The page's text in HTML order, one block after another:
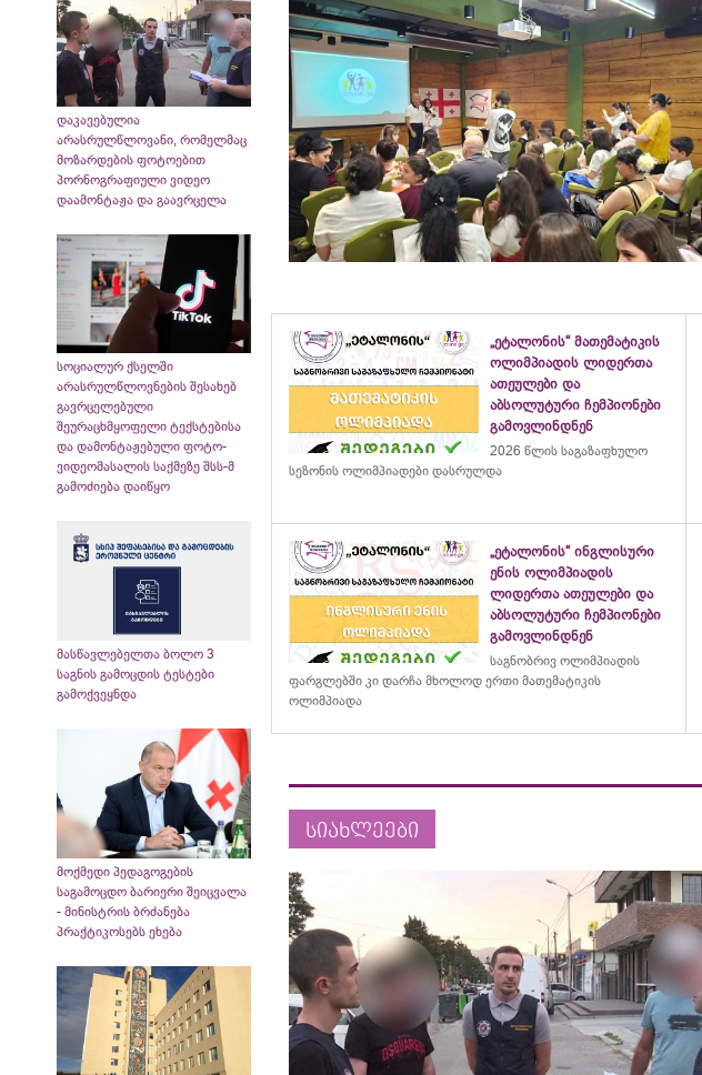
დაკავებულია
არასრულწლოვანი, რომელმაც
მოზარდების ფოტოებით
პორნოგრაფიული ვიდეო
დაამონტაჟა და გაავრცელა
სოციალურ ქსელში
არასრულწლოვნების შესახებ
გავრცელებული
შეურაცხმყოფელი ტექსტებისა
და დამონტაჟებული ფოტო-
ვიდეომასალის საქმეზე შსს-მ
გამოძიება დაიწყო
მასწავლებელთა ბოლო 3
საგნის გამოცდის ტესტები
გამოქვეყნდა
მოქმედი პედაგოგების
საგამოცდო ბარიერი შეიცვალა
- მინისტრის ბრძანება
პრაქტიკოსებს ეხება
„ეტალონის“ მათემატიკის
ოლიმპიადის ლიდერთა
ათეულები და
აბსოლუტური ჩემპიონები
გამოვლინდნენ
2026 წლის საგაზაფხულო
სეზონის ოლიმპიადები დასრულდა
„ეტალონის“ ინგლისური
ენის ოლიმპიადის
ლიდერთა ათეულები და
აბსოლუტური ჩემპიონები
გამოვლინდნენ
საგნობრივ ოლიმპიადის
ფარგლებში კი დარჩა მხოლოდ ერთი მათემატიკის
ოლიმპიადა
სიახლეები